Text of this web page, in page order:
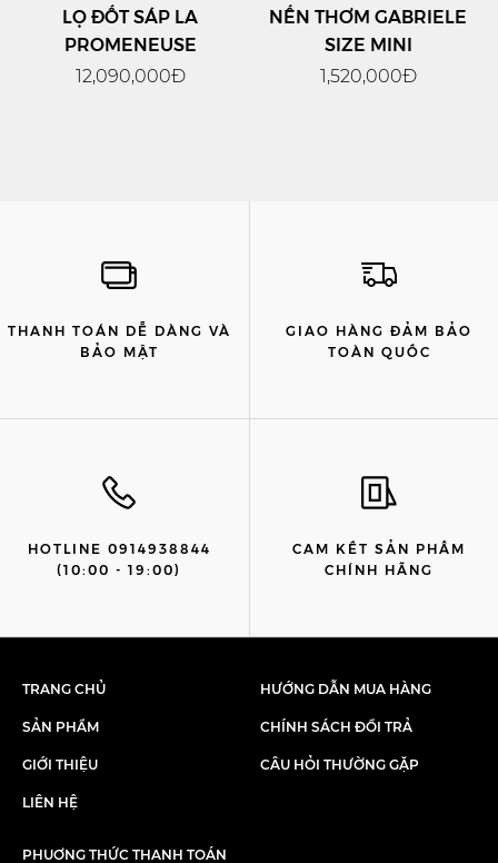
LỌ ĐỐT SÁP LA
PROMENEUSE
12,090,000Đ
NẾN THƠM GABRIELE
SIZE MINI
1,520,000Đ
THANH TOÁN DỄ DÀNG VÀ
BẢO MẬT
GIAO HÀNG ĐẢM BẢO
TOÀN QUỐC
HOTLINE 0914938844
(10:00 - 19:00)
CAM KẾT SẢN PHẨM
CHÍNH HÃNG
TRANG CHỦ
SẢN PHẨM
GIỚI THIỆU
LIÊN HỆ
HƯỚNG DẪN MUA HÀNG
CHÍNH SÁCH ĐỔI TRẢ
CÂU HỎI THƯỜNG GẶP
PHUƠNG THỨC THANH TOÁN